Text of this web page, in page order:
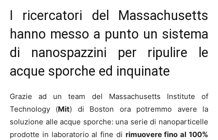
I ricercatori del Massachusetts
hanno messo a punto un sistema
di nanospazzini per ripulire le
acque sporche ed inquinate
Grazie ad un team del Massachusetts Institute of
Technology (Mit) di Boston ora potremmo avere la
soluzione alle acque sporche: una serie di nanoparticelle
prodotte in laboratorio al fine di rimuovere fino al 100%